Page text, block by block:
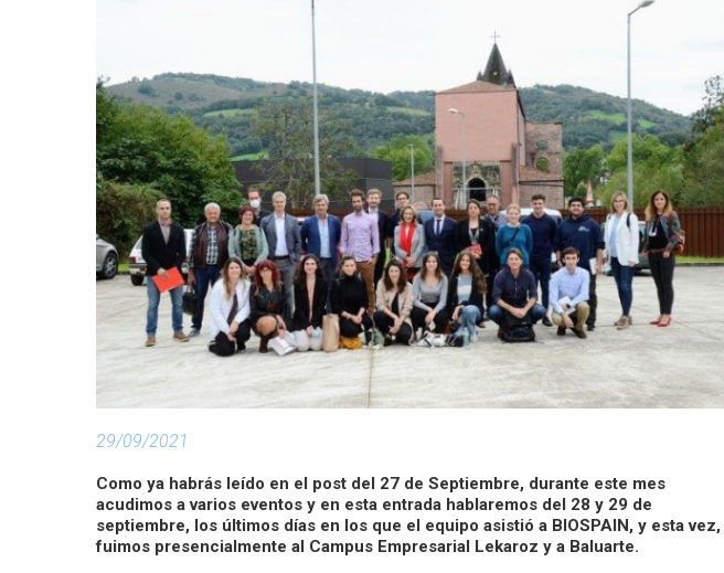
29/09/2021
Como ya habrás leído en el post del 27 de Septiembre, durante este mes
acudimos a varios eventos y en esta entrada hablaremos del 28 y 29 de
septiembre, los últimos días en los que el equipo asistió a BIOSPAIN, y esta vez,
fuimos presencialmente al Campus Empresarial Lekaroz y a Baluarte.